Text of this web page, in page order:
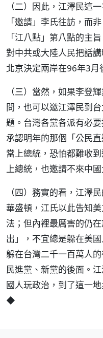
（二）因此，江澤民這
「邀請」李氏往訪，而
「江八點」第八點的主
對中共或大陸人民把話
北京決定兩岸在96年3月
（三）當然，如果李登
問，也可以邀江澤民到
題。台灣各黨各派有必
承認明年的那個「公民
當上總統，恐怕都難收
上總統，也邀請不來中
（四）務實的看，江澤
華盛頓，江氏以此告知
法；但內裡最厲害的仍
出」，不宜總是躲在美
躲在台灣二千一百萬人
民進黨、新黨的後面。
國人玩政治，到了這一
◆